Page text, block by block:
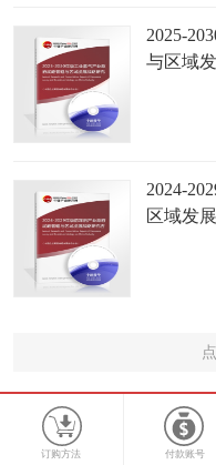
2025-
与区域
2024-
区域发
订购方法 付款账号